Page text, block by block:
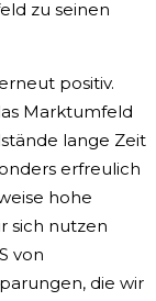
zu seinen
positiv.
Marktumfeld
lange Zeit
erfreulich
hohe
sich nutzen
von
die wir